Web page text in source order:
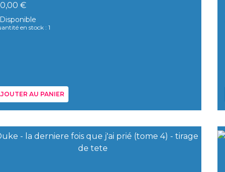
€
Disponible
en stock : 1
AU PANIER